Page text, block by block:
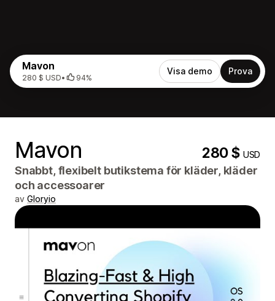
Mavon
280 $ USD• 94%
Visa demo Prova
Mavon 280 $USD
Snabbt, flexibelt butikstema för kläder, kläder
och accessoarer
av Gloryio